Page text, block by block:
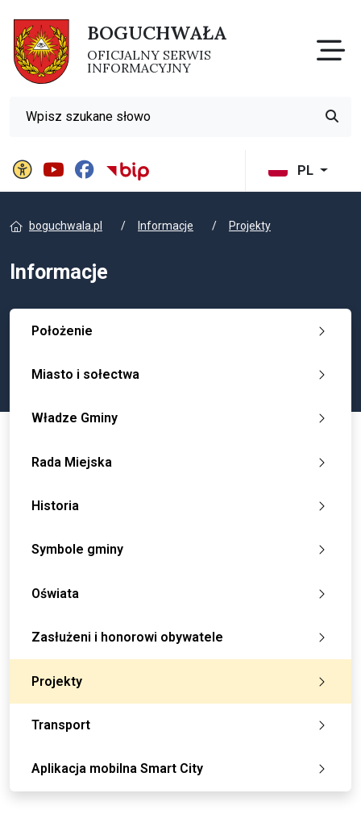
BOGUCHWAŁA
OFICJALNY SERWIS
INFORMACYJNY
PL
Panel ustawień witrynyBIP Gminy Boguchwała
Wyszukiwarka
boguchwala.pl Informacje Projekty
Informacje
Położenie
Miasto i sołectwa
Władze Gminy
Rada Miejska
Historia
Symbole gminy
Oświata
Zasłużeni i honorowi obywatele
Projekty
Transport
Aplikacja mobilna Smart City